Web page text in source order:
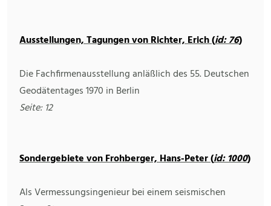
Ausstellungen, Tagungen von Richter, Erich (id: 76)
Die Fachfirmenausstellung anläßlich des 55. Deutschen
Geodätentages 1970 in Berlin
Seite: 12
Sondergebiete von Frohberger, Hans-Peter (id: 1000)
Als Vermessungsingenieur bei einem seismischen